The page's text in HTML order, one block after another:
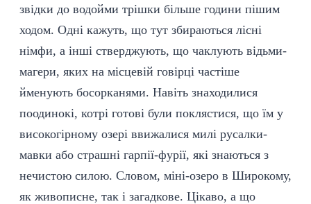
звідки до водойми трішки більше години пішим
ходом. Одні кажуть, що тут збираються лісні
німфи, а інші стверджують, що чаклують відьми-
магери, яких на місцевій говірці частіше
йменують босорканями. Навіть знаходилися
поодинокі, котрі готові були поклястися, що їм у
високогірному озері ввижалися милі русалки-
мавки або страшні гарпії-фурії, які знаються з
нечистою силою. Словом, міні-озеро в Широкому,
як живописне, так і загадкове. Цікаво, а що